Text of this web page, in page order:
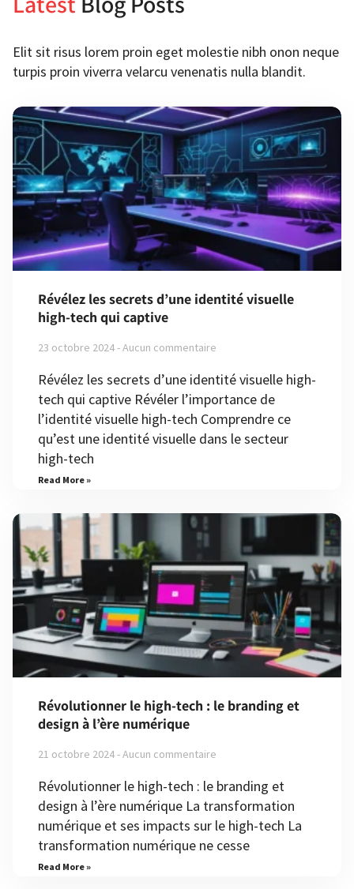
Elit sit risus lorem proin eget molestie nibh onon neque
turpis proin viverra velarcu venenatis nulla blandit.
Révélez les secrets d’une identité visuelle
high-tech qui captive
23 octobre 2024 Aucun commentaire
Révélez les secrets d’une identité visuelle high-
tech qui captive Révéler l’importance de
l’identité visuelle high-tech Comprendre ce
qu’est une identité visuelle dans le secteur
high-tech
Read More »
Révolutionner le high-tech : le branding et
design à l’ère numérique
21 octobre 2024 Aucun commentaire
Révolutionner le high-tech : le branding et
design à l’ère numérique La transformation
numérique et ses impacts sur le high-tech La
transformation numérique ne cesse
Read More »